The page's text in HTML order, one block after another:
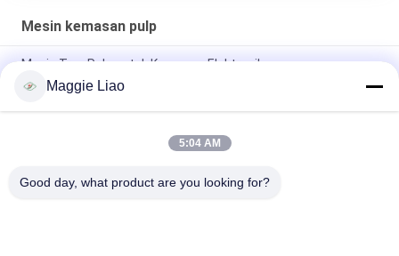
Mesin kemasan pulp
Mesin Tray Pulp untuk Kemasan Elektronik
Mesin Pulp Molding yang sepenuhnya otomatis untuk Paket
Elektronik Industri Dalam/ Mesin pembuatan Paket Industri
Maggie Liao
5:04 AM
Good day, what product are you looking for?